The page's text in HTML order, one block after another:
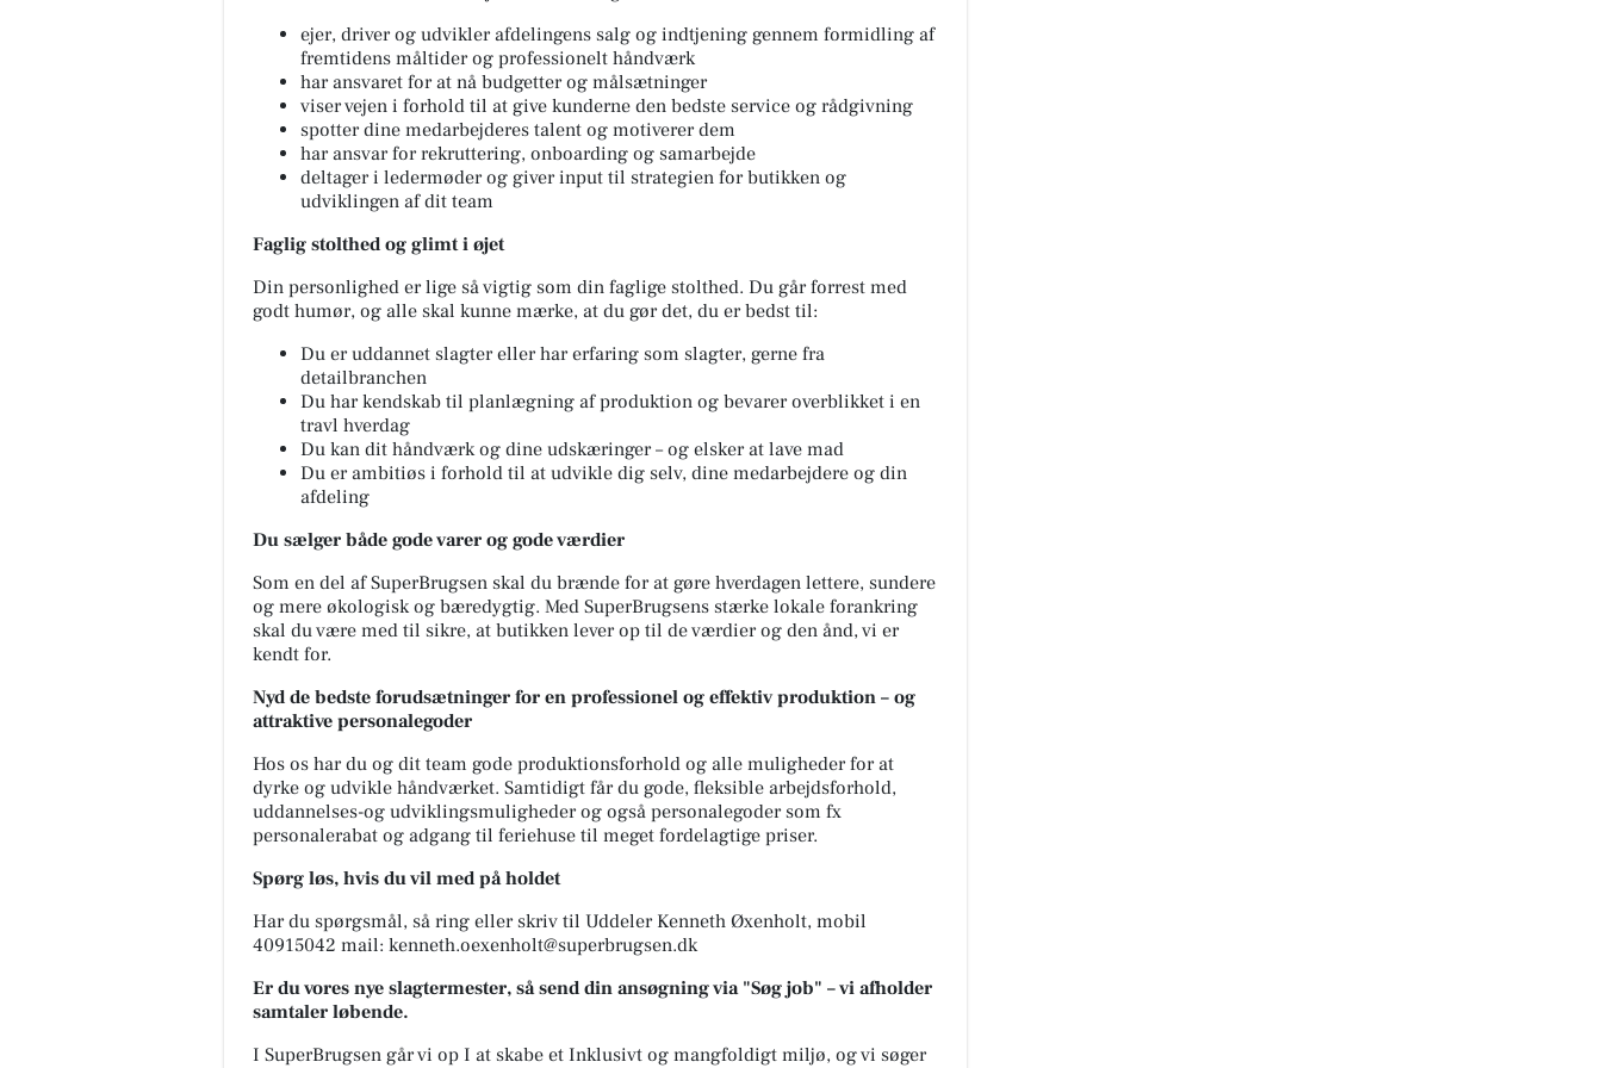
ejer, driver og udvikler afdelingens salg og indtjening gennem formidling af
fremtidens måltider og professionelt håndværk
har ansvaret for at nå budgetter og målsætninger
viser vejen i forhold til at give kunderne den bedste service og rådgivning
spotter dine medarbejderes talent og motiverer dem
har ansvar for rekruttering, onboarding og samarbejde
deltager i ledermøder og giver input til strategien for butikken og
udviklingen af dit team
Faglig stolthed og glimt i øjet
Din personlighed er lige så vigtig som din faglige stolthed. Du går forrest med
godt humør, og alle skal kunne mærke, at du gør det, du er bedst til:
Du er uddannet slagter eller har erfaring som slagter, gerne fra
detailbranchen
Du har kendskab til planlægning af produktion og bevarer overblikket i en
travl hverdag
Du kan dit håndværk og dine udskæringer – og elsker at lave mad
Du er ambitiøs i forhold til at udvikle dig selv, dine medarbejdere og din
afdeling
Du sælger både gode varer og gode værdier
Som en del af SuperBrugsen skal du brænde for at gøre hverdagen lettere, sundere
og mere økologisk og bæredygtig. Med SuperBrugsens stærke lokale forankring
skal du være med til sikre, at butikken lever op til de værdier og den ånd, vi er
kendt for.
Nyd de bedste forudsætninger for en professionel og effektiv produktion – og
attraktive personalegoder
Hos os har du og dit team gode produktionsforhold og alle muligheder for at
dyrke og udvikle håndværket. Samtidigt får du gode, fleksible arbejdsforhold,
uddannelses-og udviklingsmuligheder og også personalegoder som fx
personalerabat og adgang til feriehuse til meget fordelagtige priser.
Spørg løs, hvis du vil med på holdet
Har du spørgsmål, så ring eller skriv til Uddeler Kenneth Øxenholt, mobil
40915042 mail: kenneth.oexenholt@superbrugsen.dk
Er du vores nye slagtermester, så send din ansøgning via "Søg job" – vi afholder
samtaler løbende.
I SuperBrugsen går vi op I at skabe et Inklusivt og mangfoldigt miljø, og vi søger